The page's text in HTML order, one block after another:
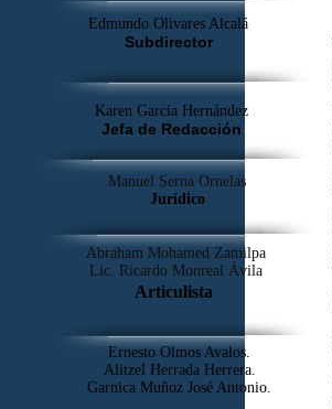
Edmundo Olivares Alcalá
Subdirector
Karen García Hernández
Jefa de Redacción
Manuel Serna Ornelas
Jurídico
Abraham Mohamed Zamilpa
Lic. Ricardo Monreal Ávila
Articulista
Ernesto Olmos Avalos.
Alitzel Herrada Herrera.
Garnica Muñoz José Antonio.